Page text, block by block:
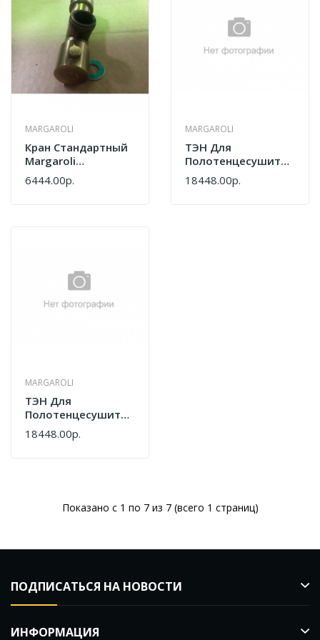
MARGAROLI
Кран Стандартный
Margaroli
RU0000AA04CR
Хром
6444.00р.
MARGAROLI
ТЭН Для
Полотенцесушителя
Margaroli
RE0100ROC1PT
18448.00р.
MARGAROLI
ТЭН Для
Полотенцесушителя
Margaroli
RE0150ROC1PT
18448.00р.
Показано с 1 по 7 из 7 (всего 1 страниц)
ПОДПИСАТЬСЯ НА НОВОСТИ
ИНФОРМАЦИЯ